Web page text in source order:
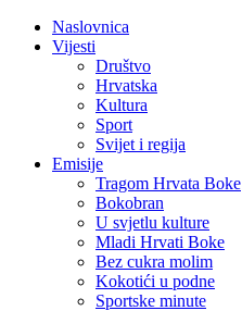
Naslovnica
Vijesti
Društvo
Hrvatska
Kultura
Sport
Svijet i regija
Emisije
Tragom Hrvata Boke
Bokobran
U svjetlu kulture
Mladi Hrvati Boke
Bez cukra molim
Kokotići u podne
Sportske minute